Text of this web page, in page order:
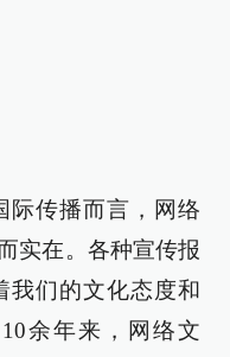
际传播而言，网络
实在。各种宣传报
我们的文化态度和
余年来，网络文